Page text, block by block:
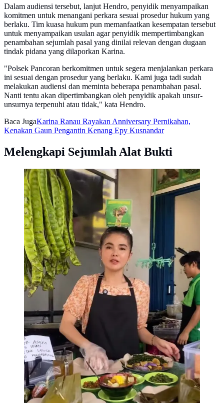
Dalam audiensi tersebut, lanjut Hendro, penyidik menyampaikan
komitmen untuk menangani perkara sesuai prosedur hukum yang
berlaku. Tim kuasa hukum pun memanfaatkan kesempatan tersebut
untuk menyampaikan usulan agar penyidik mempertimbangkan
penambahan sejumlah pasal yang dinilai relevan dengan dugaan
tindak pidana yang dilaporkan Karina.
"Polsek Pancoran berkomitmen untuk segera menjalankan perkara
ini sesuai dengan prosedur yang berlaku. Kami juga tadi sudah
melakukan audiensi dan meminta beberapa penambahan pasal.
Nanti tentu akan dipertimbangkan oleh penyidik apakah unsur-
unsurnya terpenuhi atau tidak," kata Hendro.
Baca JugaKarina Ranau Rayakan Anniversary Pernikahan,
Kenakan Gaun Pengantin Kenang Epy Kusnandar
Melengkapi Sejumlah Alat Bukti